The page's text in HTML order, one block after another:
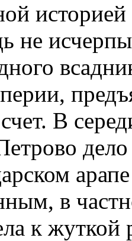
историей
не
В
в
к жуткой